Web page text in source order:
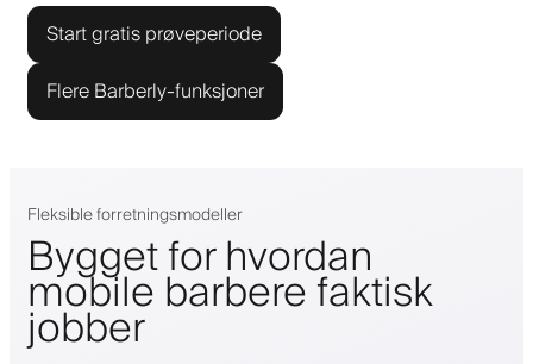
Start gratis prøveperiode
Flere Barberly-funksjoner
Fleksible forretningsmodeller
Bygget for hvordan
mobile barbere faktisk
jobber